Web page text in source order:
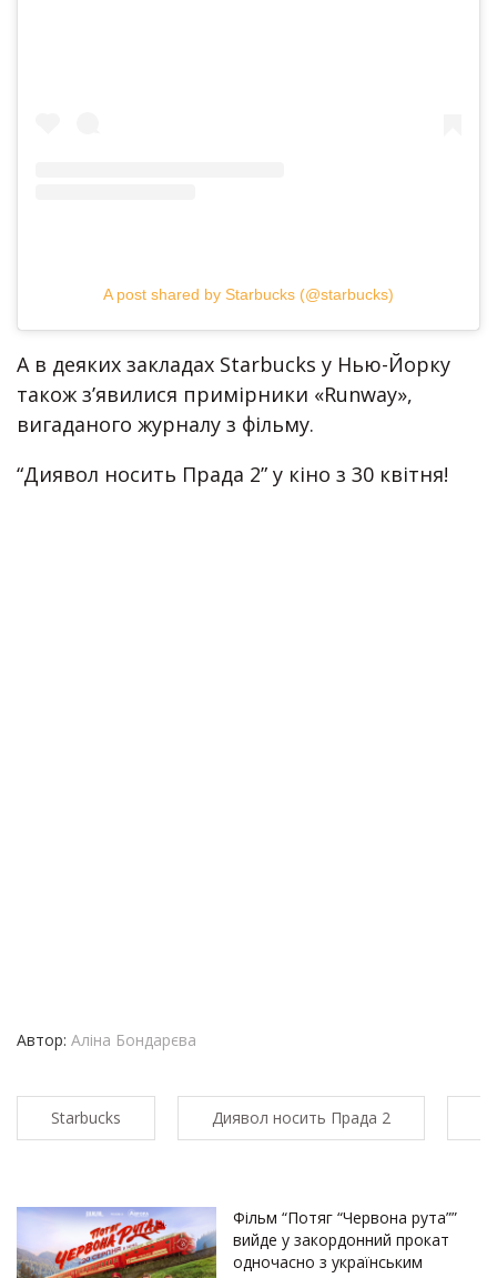
A post shared by Starbucks (@starbucks)
А в деяких закладах Starbucks у Нью-Йорку
також з’явилися примірники «Runway»,
вигаданого журналу з фільму.
“Диявол носить Прада 2” у кіно з 30 квітня!
Автор: Аліна Бондарєва
Starbucks Диявол носить Прада 2
Фільм “Потяг “Червона рута””
вийде у закордонний прокат
одночасно з українським